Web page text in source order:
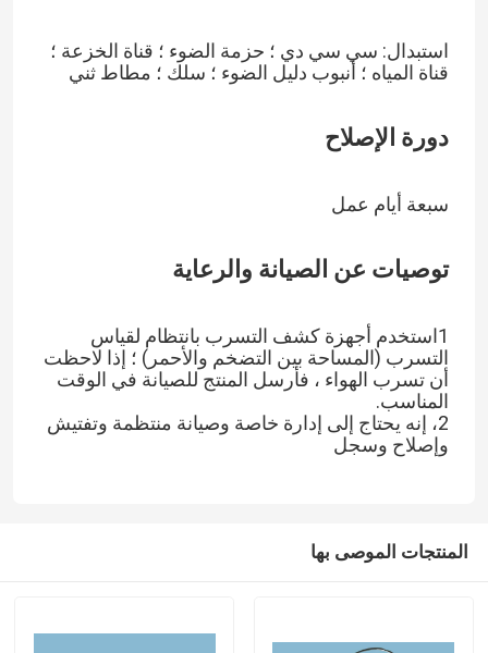
استبدال: سي سي دي ؛ حزمة الضوء ؛ قناة الخزعة ؛
قناة المياه ؛ أنبوب دليل الضوء ؛ سلك ؛ مطاط ثني
دورة الإصلاح
سبعة أيام عمل
توصيات عن الصيانة والرعاية
1استخدم أجهزة كشف التسرب بانتظام لقياس
التسرب (المساحة بين التضخم والأحمر) ؛ إذا لاحظت
أن تسرب الهواء ، فأرسل المنتج للصيانة في الوقت
المناسب.
2، إنه يحتاج إلى إدارة خاصة وصيانة منتظمة وتفتيش
وإصلاح وسجل
المنتجات الموصى بها